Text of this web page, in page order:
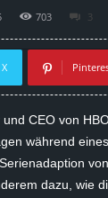
703 3
X
CEO von
während
dazu, wie